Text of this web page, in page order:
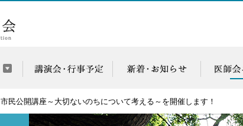
市民公開講座～大切ないのちについて考える～を開催します！